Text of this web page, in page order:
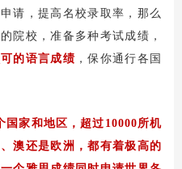
请，提高名校录取率，那么
院校，准备多种考试成绩，
的语言成绩 ，保你通行各国
国家和地区，超过10000所机
澳还是欧洲，都有着极高的